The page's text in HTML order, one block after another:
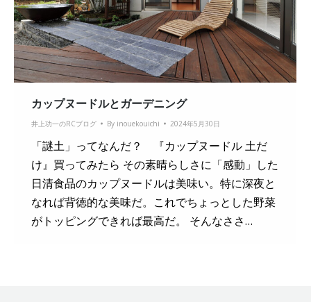
カップヌードルとガーデニング
井上功一のRCブログ By inouekouichi 2024年5月30日
「謎土」ってなんだ？ 『カップヌードル 土だ
け』買ってみたら その素晴らしさに「感動」した
日清食品のカップヌードルは美味い。特に深夜と
なれば背徳的な美味だ。これでちょっとした野菜
がトッピングできれば最高だ。 そんなささ…